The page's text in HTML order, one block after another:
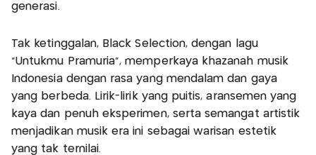
generasi.
Tak ketinggalan, Black Selection, dengan lagu
“Untukmu Pramuria”, memperkaya khazanah musik
Indonesia dengan rasa yang mendalam dan gaya
yang berbeda. Lirik-lirik yang puitis, aransemen yang
kaya dan penuh eksperimen, serta semangat artistik
menjadikan musik era ini sebagai warisan estetik
yang tak ternilai.